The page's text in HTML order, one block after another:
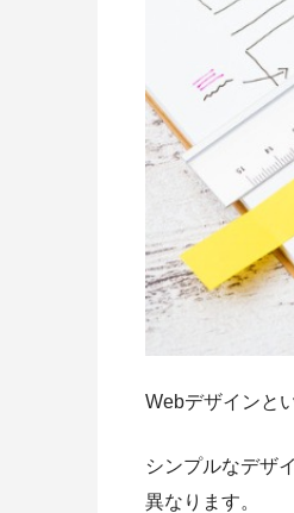
Webデザインと
シンプルなデザ
異なります。